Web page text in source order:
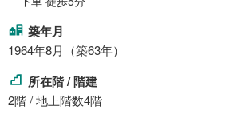
築年月
1964年8月（築63年）
所在階 / 階建
2階 / 地上階数4階